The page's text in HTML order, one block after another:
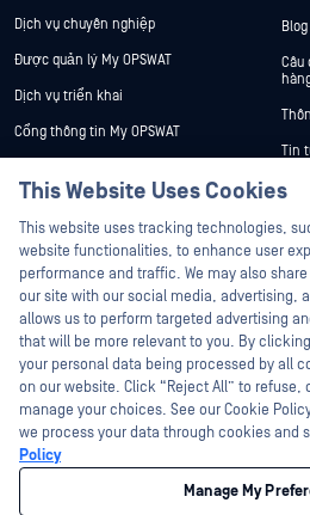
Dịch vụ chuyên nghiệp
Được quản lý My OPSWAT
Dịch vụ triển khai
Cổng thông tin My OPSWAT
Đào tạo
Chương trình Xử lý Lỗ hổng Bảo mật
Đối tác
Chứng nhận
Đối tác công nghệ
Chương trình đối tác kênh phân phối
Blog
Câu
Tin
Sự
Hội
©2026 OPSWAT Công ty TNHH. Mọi quyền được
Metascan, MetaAccess , cái OPSWAT Logo,
Không tin tưởng bất kỳ thiết bị nào. OPSWAT
tầng trọng yếu Deep CDR™ Technology, InQuest,
File Inspection và Join the Hunt là các nhãn
This Website Uses Cookies
This website uses tracking technologies,
website functionalities, to enhance user
performance and traffic. We may also
our site with our social media, advertising,
allows us to perform targeted advertising
that will be more relevant to you. By
your personal data being processed by all
on our website. Click “Reject All” to refuse,
manage your choices. See our Cookie
we process your data through cookies and
Policy
Manage My
Hey there!
I'm Ozzy, your
How can I help
today?